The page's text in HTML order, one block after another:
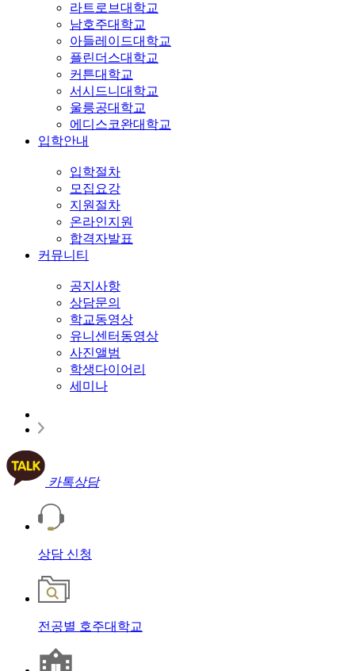
라트로브대학교
남호주대학교
아들레이드대학교
플린더스대학교
커튼대학교
서시드니대학교
울릉공대학교
에디스코완대학교
입학안내
입학절차
모집요강
지원절차
온라인지원
합격자발표
커뮤니티
공지사항
상담문의
학교동영상
유니센터동영상
사진앨범
학생다이어리
세미나
카톡상담
상담 신청
전공별 호주대학교